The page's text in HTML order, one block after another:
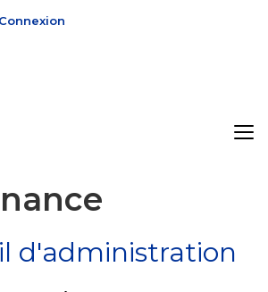
Connexion
d'administration